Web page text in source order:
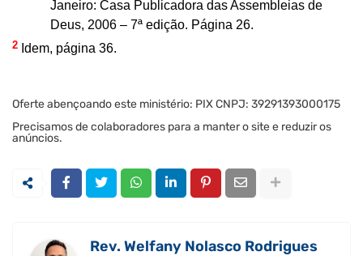
Janeiro: Casa Publicadora das Assembleias de
Deus, 2006 – 7ª edição. Página 26.
2 Idem, página 36.
Oferte abençoando este ministério: PIX CNPJ: 39291393000175
Precisamos de colaboradores para a manter o site e reduzir os
anúncios.
Rev. Welfany Nolasco Rodrigues